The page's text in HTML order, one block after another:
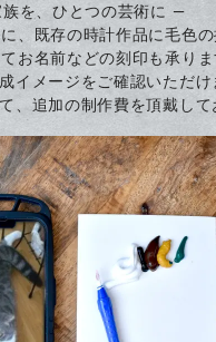
を、ひとつの芸術に —
、既存の時計作品に毛色の
お名前などの刻印も承りま
イメージをご確認いただけ
、追加の制作費を頂戴して